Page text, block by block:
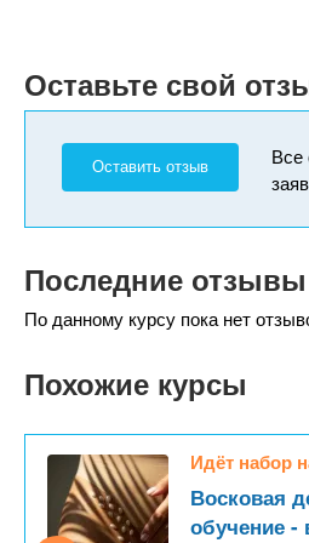
Оставьте свой
Оставить отзыв
Все
Последние отзывы
По данному курсу пока нет
Похожие курсы
Идёт набор
Восковая
обучение -